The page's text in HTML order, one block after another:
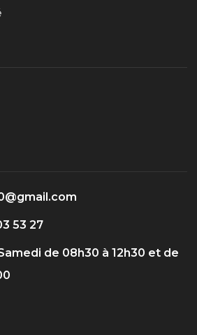
53 27
de 08h30 à 12h30 et de